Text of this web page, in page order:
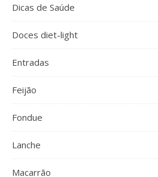
Dicas de Saúde
Doces diet-light
Entradas
Feijão
Fondue
Lanche
Macarrão